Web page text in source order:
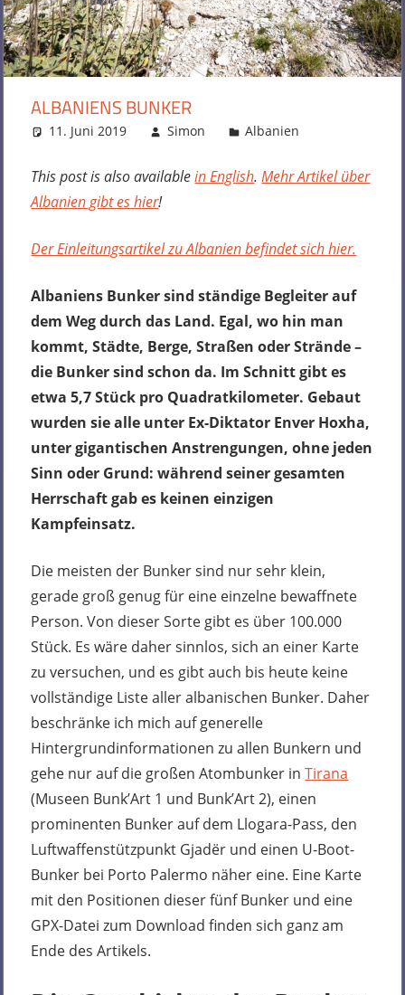
ALBANIENS BUNKER
11. Juni 2019 Simon
Albanien
hinterlassen
This post is also availablein English.Mehr Artikel über
Albanien gibt es hier!
Der Einleitungsartikel zu Albanien befindet sich hier.
Albaniens Bunker sind ständige Begleiter auf
dem Weg durch das Land. Egal, wo hin man
kommt, Städte, Berge, Straßen oder Strände –
die Bunker sind schon da. Im Schnitt gibt es
etwa 5,7 Stück pro Quadratkilometer. Gebaut
wurden sie alle unter Ex-Diktator Enver Hoxha,
unter gigantischen Anstrengungen, ohne jeden
Sinn oder Grund: während seiner gesamten
Herrschaft gab es keinen einzigen
Kampfeinsatz.
Die meisten der Bunker sind nur sehr klein,
gerade groß genug für eine einzelne bewaffnete
Person. Von dieser Sorte gibt es über 100.000
Stück. Es wäre daher sinnlos, sich an einer Karte
zu versuchen, und es gibt auch bis heute keine
vollständige Liste aller albanischen Bunker. Daher
beschränke ich mich auf generelle
Hintergrundinformationen zu allen Bunkern und
gehe nur auf die großen Atombunker inTirana
(Museen Bunk’Art 1 und Bunk’Art 2), einen
prominenten Bunker auf dem Llogara-Pass, den
Luftwaffenstützpunkt Gjadër und einen U-Boot-
Bunker bei Porto Palermo näher eine. Eine Karte
mit den Positionen dieser fünf Bunker und eine
GPX-Datei zum Download finden sich ganz am
Ende des Artikels.